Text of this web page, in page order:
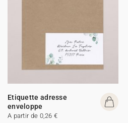
Etiquette adresse
enveloppe
A partir de 0,26 €